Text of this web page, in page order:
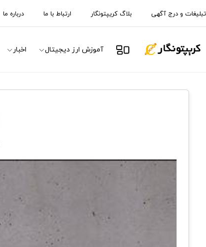
تبلیغات و درج آگهی بلاگ کریپتونگار ارتباط با ما درباره ما
آموزش ارز دیجیتال اخبار